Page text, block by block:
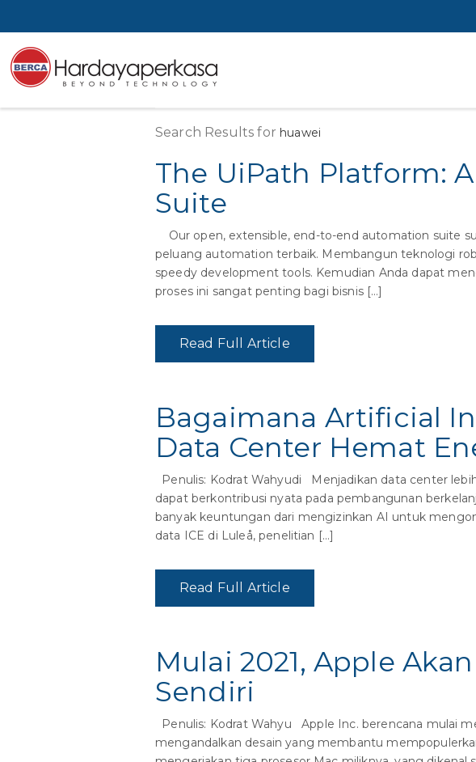
Search Results for huawei
The UiPath Platform:
Suite
Our open, extensible, end-to-end automation suite
peluang automation terbaik. Membangun teknologi
speedy development tools. Kemudian Anda dapat
proses ini sangat penting bagi bisnis […]
Read Full Article
Bagaimana Artificial
Data Center Hemat
Penulis: Kodrat Wahyudi Menjadikan data center
dapat berkontribusi nyata pada pembangunan
banyak keuntungan dari mengizinkan AI untuk
data ICE di Luleå, penelitian […]
Read Full Article
Mulai 2021, Apple
Sendiri
Penulis: Kodrat Wahyu Apple Inc. berencana mulai
mengandalkan desain yang membantu